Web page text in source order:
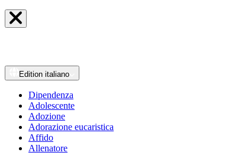
Edition italiano
Dipendenza
Adolescente
Adozione
Adorazione eucaristica
Affido
Allenatore